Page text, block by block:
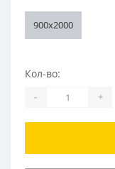
900x2000
Кол-во:
- +